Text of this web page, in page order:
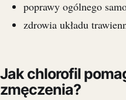
poprawy ogólnego
zdrowia układu
Jak chlorofil
zmęczenia?